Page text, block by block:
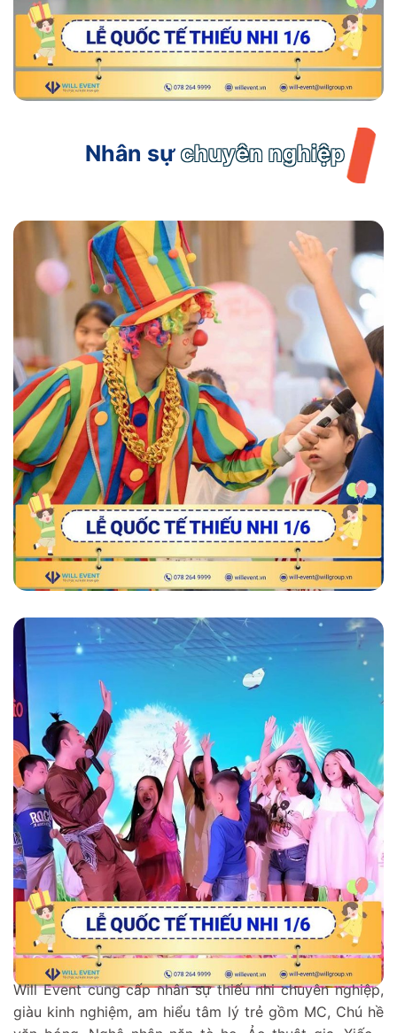
Nhân sự chuyên nghiệp
Will Event cung cấp nhân sự thiếu nhi chuyên nghiệp,
giàu kinh nghiệm, am hiểu tâm lý trẻ gồm MC, Chú hề